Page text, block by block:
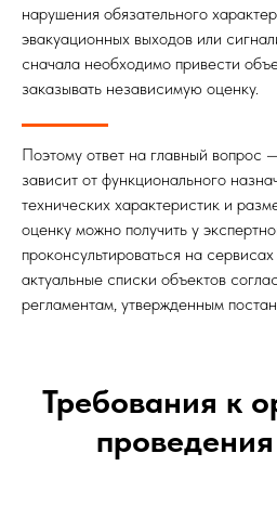
нарушения обязательного
эвакуационных выходов или
сначала необходимо привести
заказывать независимую оценку.
Поэтому ответ на главный
зависит от функционального
технических характеристик и
оценку можно получить у
проконсультироваться на
актуальные списки объектов
регламентам, утвержденным
Требования к